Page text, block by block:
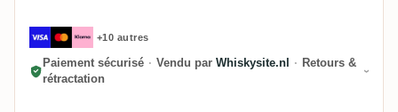
+10 autres
Paiement sécurisé · Vendu par Whiskysite.nl · Retours &
rétractation